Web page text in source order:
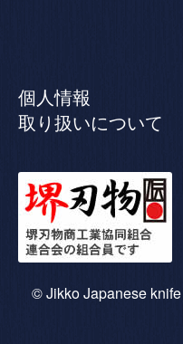
個人情報
取り扱いについて
© Jikko Japanese